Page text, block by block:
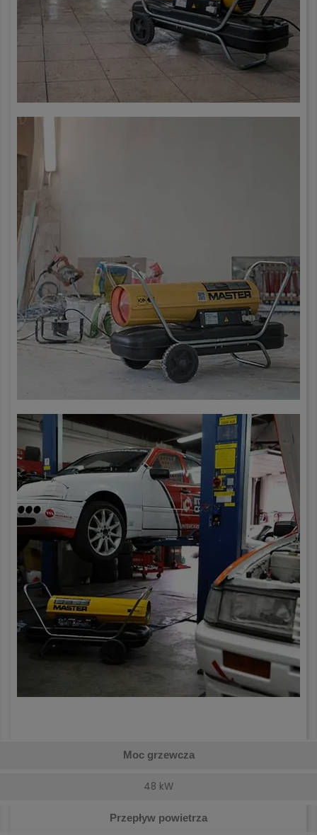
Moc grzewcza
48 kW
Przepływ powietrza